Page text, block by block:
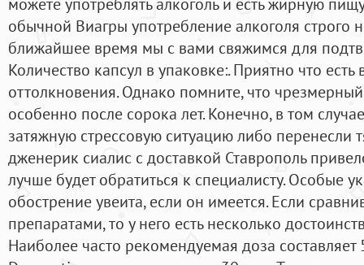
обычной Виагры употребление алкоголя строго
ближайшее время мы с вами свяжимся для
Количество капсул в упаковке:. Приятно что
оттолкновения. Однако помните, что
особенно после сорока лет. Конечно, в том
затяжную стрессовую ситуацию либо перенесли
дженерик сиалис с доставкой Ставрополь
лучше будет обратиться к специалисту. Особые
обострение увеита, если он имеется. Если
препаратами, то у него есть несколько
Наиболее часто рекомендуемая доза